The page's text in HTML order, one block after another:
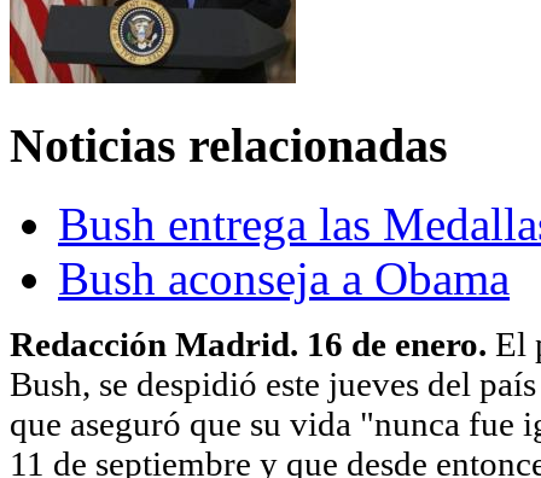
Noticias relacionadas
Bush entrega las
Bush aconseja a Obama
Redacción Madrid. 16 de enero. El
Bush, se despidió este jueves del
que aseguró que su vida "nunca fue
11 de septiembre y que desde